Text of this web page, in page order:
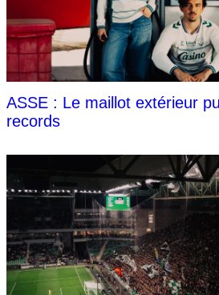
ASSE : Le maillot extérieur
records